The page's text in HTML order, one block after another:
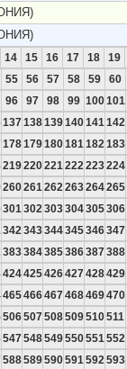
14 15 16 17 18
19
55 56 57 58 59
60
96 97 98 99 100101
137138139140141 142
178179180181 182 183
219220221 222 223224
260261 262 263264265
301 302 303304305306
342 343344345346347
383384385386387388
424425426427428429
465466467468469470
506507508509510511
547548549550551 552
588589590591 592 593